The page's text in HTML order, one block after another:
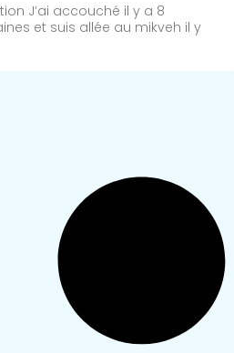
J’ai accouché il y a 8
et suis allée au mikveh il y